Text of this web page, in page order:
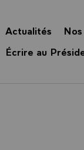
Actualités
Écrire au